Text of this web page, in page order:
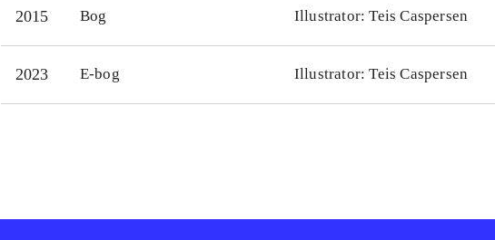
2015 Bog Illustrator: Teis Caspersen
2023 E-bog Illustrator: Teis Caspersen